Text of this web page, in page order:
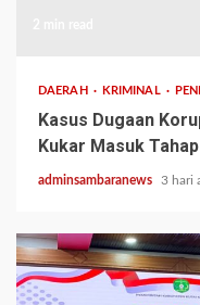
DAERAH KRIMINAL
Kasus Dugaan
Kukar Masuk
adminsambaranews 3 hari